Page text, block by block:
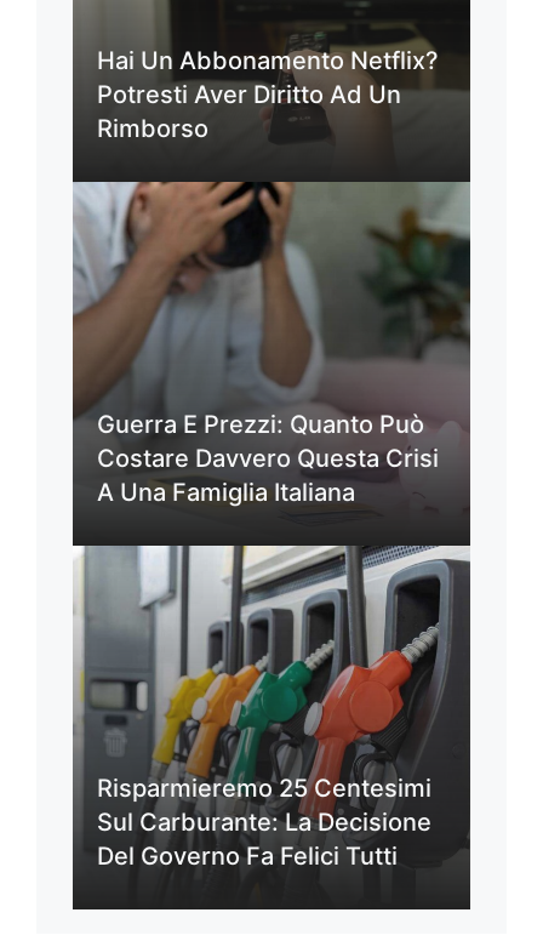
Hai Un Abbonamento Netflix?
Potresti Aver Diritto Ad Un
Rimborso
Guerra E Prezzi: Quanto Può
Costare Davvero Questa Crisi
A Una Famiglia Italiana
Risparmieremo 25 Centesimi
Sul Carburante: La Decisione
Del Governo Fa Felici Tutti